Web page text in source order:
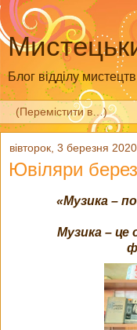
Блог відділу
вівторок, 3 березня 2020
Ювіляри
«Музика –
Музика – це